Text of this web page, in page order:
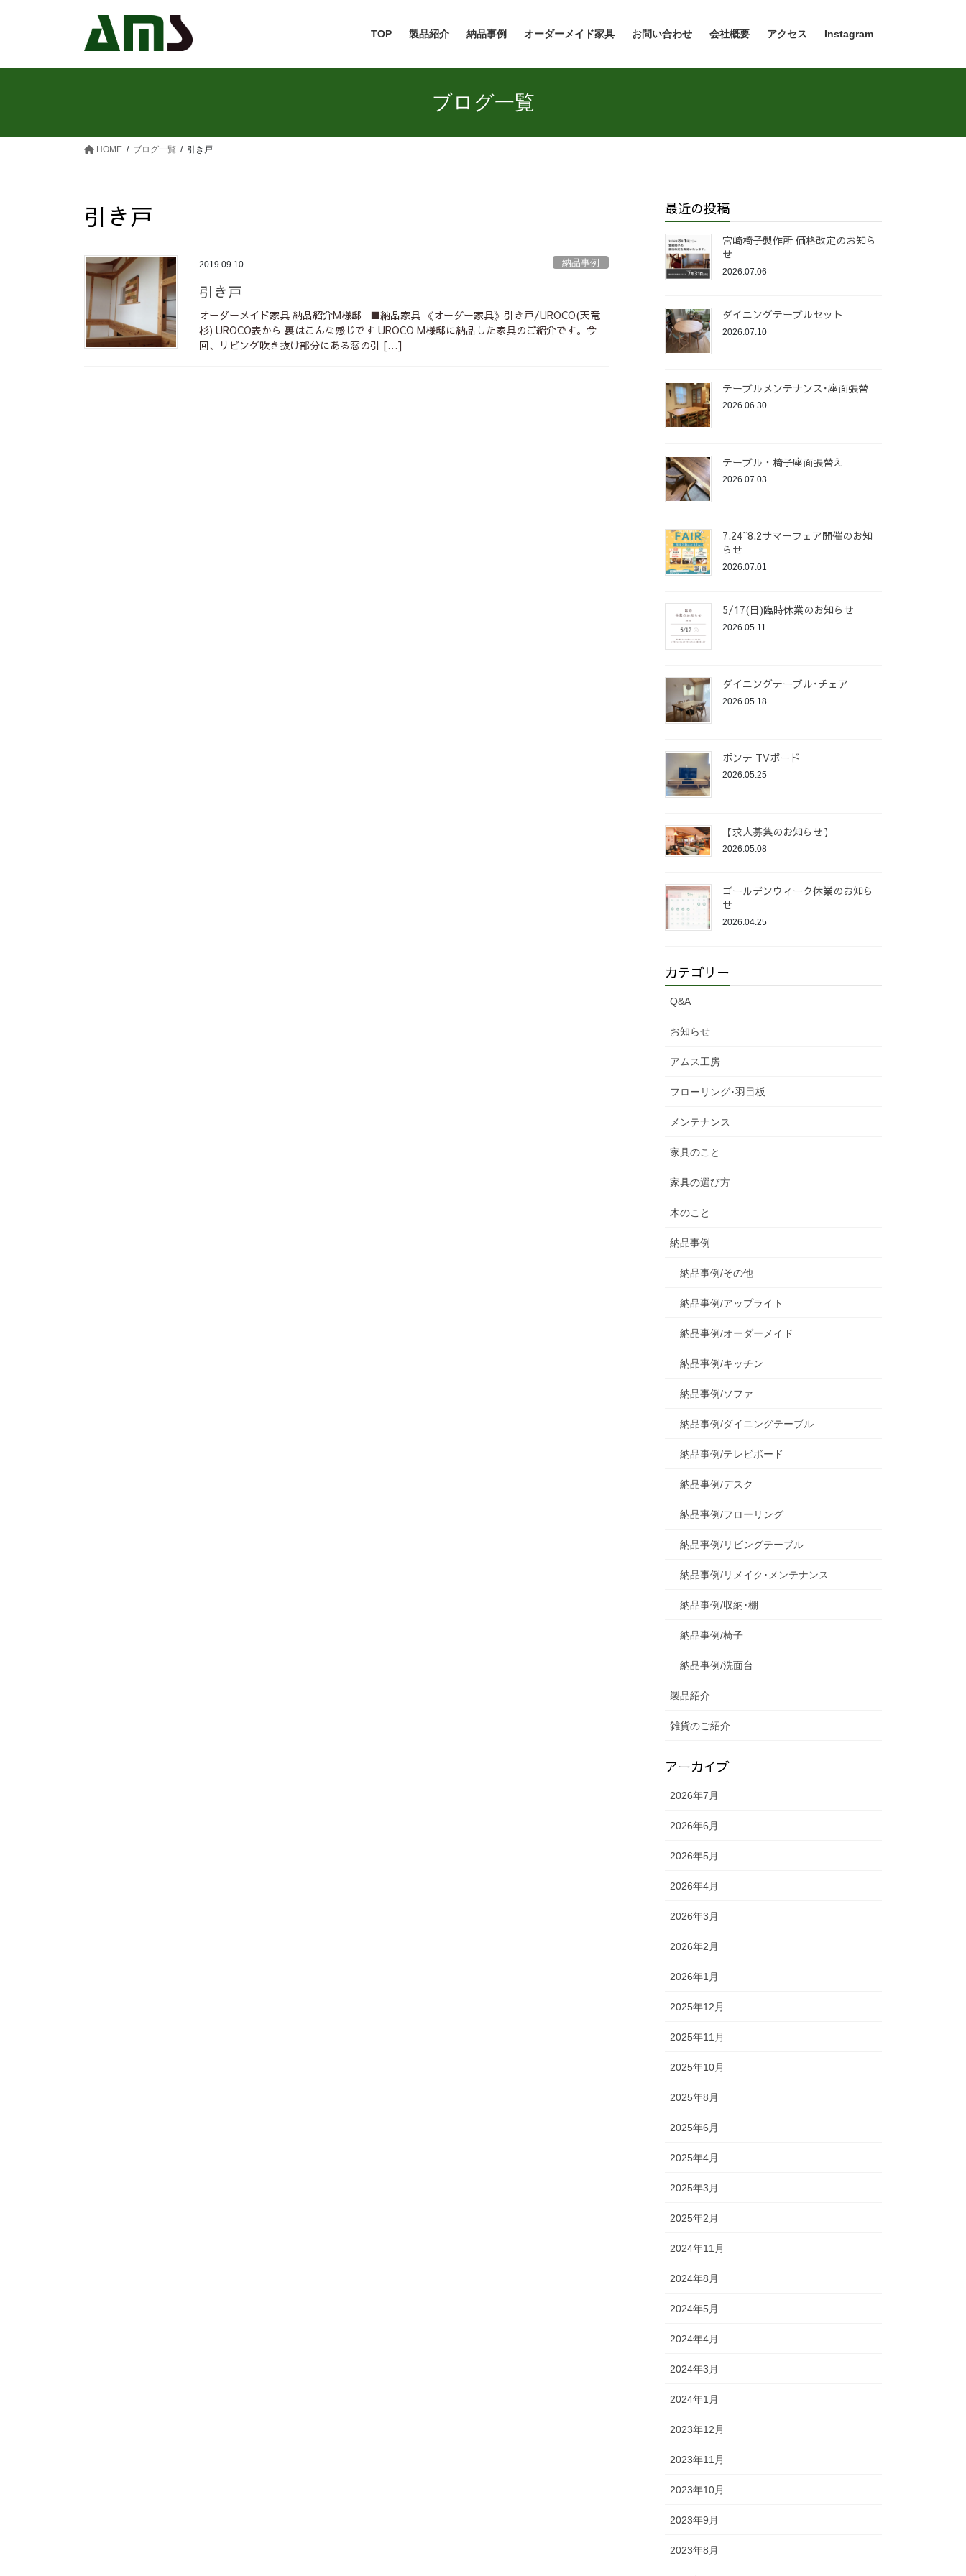
TOP 製品紹介 納品事例 オーダーメイド家具 お問い合わせ 会社概要 アクセス Instagram
ブログ一覧
HOME ブログ一覧 引き戸
引き戸
2019.09.10 納品事例
引き戸
オーダーメイド家具 納品紹介M様邸 ■納品家具 《オーダー家具》引き戸/UROCO(天竜
杉) UROCO表から 裏はこんな感じです UROCO M様邸に納品した家具のご紹介です。今
回、リビング吹き抜け部分にある窓の引 […]
最近の投稿
宮崎椅子製作所 価格改定のお知ら
せ
2026.07.06
ダイニングテーブルセット
2026.07.10
テーブルメンテナンス･座面張替
2026.06.30
テーブル・椅子座面張替え
2026.07.03
7.24~8.2サマーフェア開催のお知
らせ
2026.07.01
5/17(日)臨時休業のお知らせ
2026.05.11
ダイニングテーブル･チェア
2026.05.18
ポンテ TVボード
2026.05.25
【求人募集のお知らせ】
2026.05.08
ゴールデンウィーク休業のお知ら
せ
2026.04.25
カテゴリー
Q&A
お知らせ
アムス工房
フローリング･羽目板
メンテナンス
家具のこと
家具の選び方
木のこと
納品事例
納品事例/その他
納品事例/アップライト
納品事例/オーダーメイド
納品事例/キッチン
納品事例/ソファ
納品事例/ダイニングテーブル
納品事例/テレビボード
納品事例/デスク
納品事例/フローリング
納品事例/リビングテーブル
納品事例/リメイク･メンテナンス
納品事例/収納･棚
納品事例/椅子
納品事例/洗面台
製品紹介
雑貨のご紹介
アーカイブ
2026年7月
2026年6月
2026年5月
2026年4月
2026年3月
2026年2月
2026年1月
2025年12月
2025年11月
2025年10月
2025年8月
2025年6月
2025年4月
2025年3月
2025年2月
2024年11月
2024年8月
2024年5月
2024年4月
2024年3月
2024年1月
2023年12月
2023年11月
2023年10月
2023年9月
2023年8月